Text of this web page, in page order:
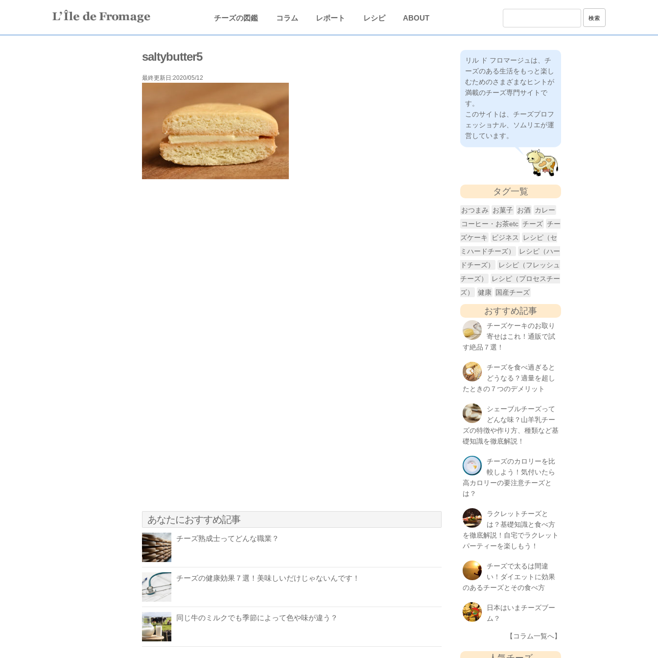
チーズの図鑑 コラム レポート レシピ ABOUT
saltybutter5
最終更新日:2020/05/12
あなたにおすすめ記事
チーズ熟成士ってどんな職業？
チーズの健康効果７選！美味しいだけじゃないんです！
同じ牛のミルクでも季節によって色や味が違う？
リル ド フロマージュは、チ
ーズのある生活をもっと楽し
むためのさまざまなヒントが
満載のチーズ専門サイトで
す。
このサイトは、チーズプロフ
ェッショナル、ソムリエが運
営しています。
タグ一覧
おつまみ お菓子 お酒
カレー
コーヒー・お茶etc チーズ チー
ズケーキ
ビジネス
レシピ（セ
ミハードチーズ）
レシピ（ハー
ドチーズ）
レシピ（フレッシュ
チーズ）
レシピ（プロセスチー
ズ）
健康 国産チーズ
おすすめ記事
チーズケーキのお取り
寄せはこれ！通販で試
す絶品７選！
チーズを食べ過ぎると
どうなる？適量を超し
たときの７つのデメリット
シェーブルチーズって
どんな味？山羊乳チー
ズの特徴や作り方、種類など基
礎知識を徹底解説！
チーズのカロリーを比
較しよう！気付いたら
高カロリーの要注意チーズと
は？
ラクレットチーズと
は？基礎知識と食べ方
を徹底解説！自宅でラクレット
パーティーを楽しもう！
チーズで太るは間違
い！ダイエットに効果
のあるチーズとその食べ方
日本はいまチーズブー
ム？
【コラム一覧へ】